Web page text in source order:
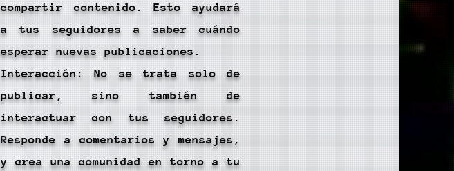
compartir contenido. Esto ayudará
a tus seguidores a saber cuándo
esperar nuevas publicaciones.
Interacción: No se trata solo de
publicar, sino también de
interactuar con tus seguidores.
Responde a comentarios y mensajes,
y crea una comunidad en torno a tu